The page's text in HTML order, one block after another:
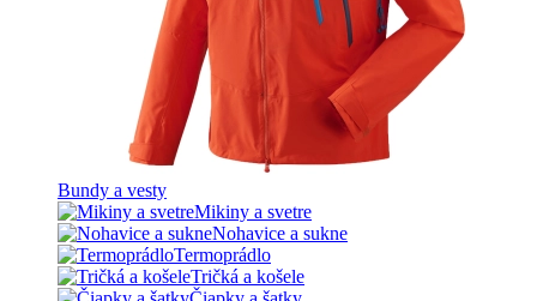
Bundy a vesty
Mikiny a svetre
Nohavice a sukne
Termoprádlo
Tričká a košele